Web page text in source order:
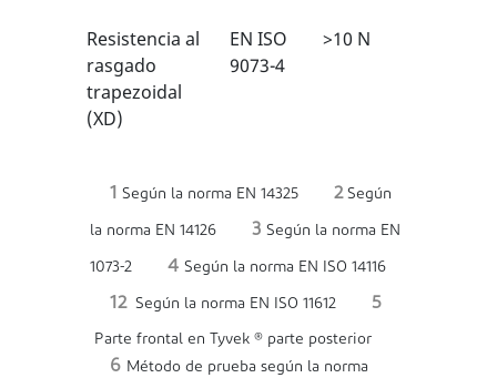
Resistencia al
rasgado
trapezoidal
(XD)
EN ISO
9073-4
>10 N
1 Según la norma EN 14325 2Según
la norma EN 14126 3 Según la norma EN
1073-2 4 Según la norma EN ISO 14116
12Según la norma EN ISO 11612 5
Parte frontal en Tyvek ® parte posterior
6 Método de prueba según la norma